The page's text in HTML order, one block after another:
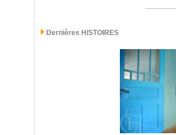
Dernières HISTOIRES